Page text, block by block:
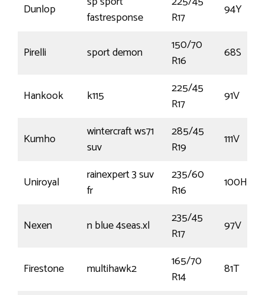
Dunlop
fastresponse
R17
94Y
Pirelli sport demon
150/70
R16
68S
Hankook k115
225/45
R17
91V
Kumho
wintercraft ws71
suv
285/45
R19
111V
Uniroyal
rainexpert 3 suv
fr
235/60
R16
100H
Nexen n blue 4seas.xl
235/45
R17
97V
Firestone multihawk2
165/70
R14
81T